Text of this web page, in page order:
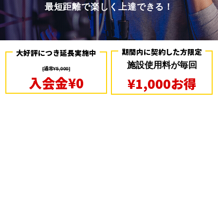
最短距離で楽しく上達できる！
大好評につき延長実施中
[通常¥5,000]
入会金¥0
期間内に契約した方限定
施設使用料が毎回
¥1,000お得